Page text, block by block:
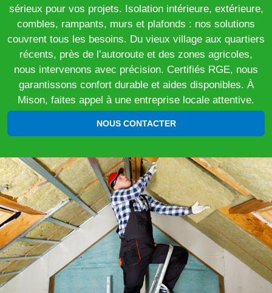
sérieux pour vos projets. Isolation intérieure, extérieure,
combles, rampants, murs et plafonds : nos solutions
couvrent tous les besoins. Du vieux village aux quartiers
récents, près de l’autoroute et des zones agricoles,
nous intervenons avec précision. Certifiés RGE, nous
garantissons confort durable et aides disponibles. À
Mison, faites appel à une entreprise locale attentive.
NOUS CONTACTER